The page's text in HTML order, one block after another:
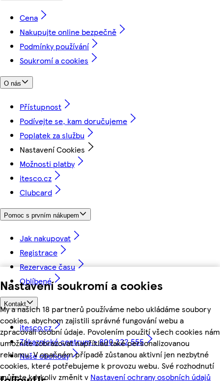
Nastavení soukromí a cookies
My a našich 18 partnerů používáme nebo ukládáme soubory
cookies, abychom zajistili správné fungování webu a
zpracovali osobní údaje. Povolením použití všech cookies nám
umožníte zobrazovat například také personalizovanou
reklamu. V opačném případě zůstanou aktivní jen nezbytné
cookies, které potřebujeme k provozu webu. Své rozhodnutí
můžete kdykoliv změnit v Nastavení ochrany osobních údajů
Cena
Nakupujte online bezpečně
Podmínky používání
Soukromí a cookies
O nás
Přístupnost
Podívejte se, kam doručujeme
Poplatek za službu
Nastavení Cookies
Možnosti platby
itesco.cz
Clubcard
Pomoc s prvním nákupem
Jak nakupovat
Registrace
Rezervace času
Oblíbené
Kontakt
itesco.cz
Zákaznické centrum - 800 222 555
Naše obchody